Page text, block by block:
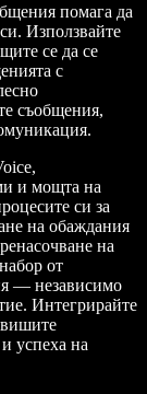
помага да
Използвайте
се да се
с
съобщения,
и мощта на
си за
на обаждания
на
от
— независимо
Интегрирайте
успеха на